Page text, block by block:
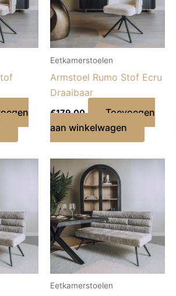
Eetkamerstoelen
Armstoel Rumo Stof Ecru
Draaibaar
€179,00
Toevoegen
aan winkelwagen
Eetkamerstoelen